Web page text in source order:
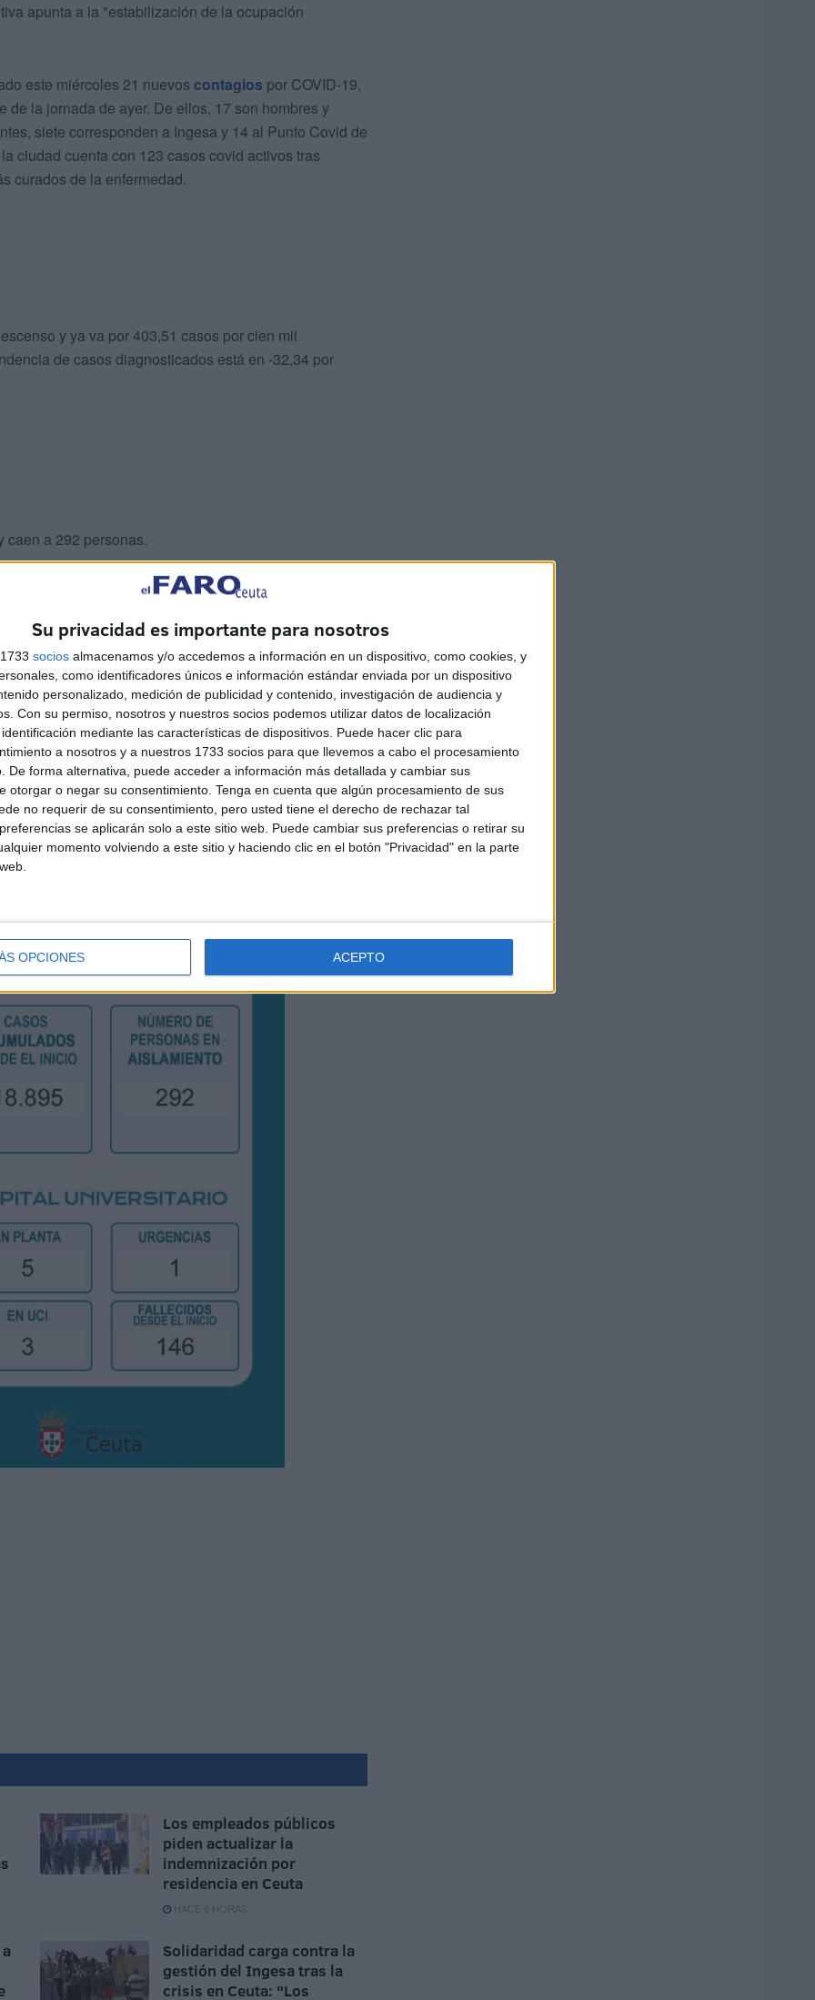
Su privacidad es importante para nosotros
socios almacenamos y/o accedemos a información en un dispositivo, como cookies, y
como identificadores únicos e información estándar enviada por un dispositivo
personalizado, medición de publicidad y contenido, investigación de audiencia y
Con su permiso, nosotros y nuestros socios podemos utilizar datos de localización
mediante las características de dispositivos. Puede hacer clic para
a nosotros y a nuestros 1733 socios para que llevemos a cabo el procesamiento
De forma alternativa, puede acceder a información más detallada y cambiar sus
otorgar o negar su consentimiento. Tenga en cuenta que algún procesamiento de sus
no requerir de su consentimiento, pero usted tiene el derecho de rechazar tal
se aplicarán solo a este sitio web. Puede cambiar sus preferencias o retirar su
momento volviendo a este sitio y haciendo clic en el botón "Privacidad" en la parte
OPCIONES ACEPTO
apunta a la "estabilización de la ocupación
este miércoles 21 nuevos contagios por COVID-19,
la jornada de ayer. De ellos, 17 son hombres y
siete corresponden a Ingesa y 14 al Punto Covid de
ciudad cuenta con 123 casos covid activos tras
curados de la enfermedad.
y ya va por 403,51 casos por cien mil
de casos diagnosticados está en -32,34 por
caen a 292 personas.
del -26% en la última semana, lo que provoca la
casos de la última semana ya baja de 20 casos
de forma genérica", expone el departamento del
en un nivel de riesgo 2.
Los empleados públicos
piden actualizar la
indemnización por
residencia en Ceuta
HACE 6 HORAS
Solidaridad carga contra la
gestión del Ingesa tras la
crisis en Ceuta: "Los